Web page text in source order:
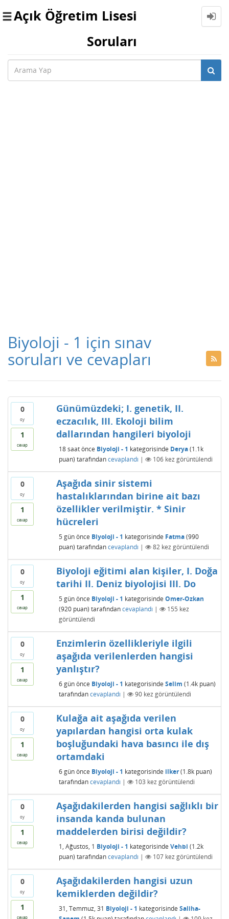
Toggle
Açık Öğretim Lisesi
Soruları
Biyoloji - 1 için sınav
soruları ve cevapları
0
oy
1
cevap
Günümüzdeki; I. genetik, II.
eczacılık, III. Ekoloji bilim
dallarından hangileri biyoloji
18 saatönce Biyoloji - 1 kategorisinde Derya (1.1k
puan) tarafından cevaplandı | 106kez görüntülendi
0
oy
1
cevap
Aşağıda sinir sistemi
hastalıklarından birine ait bazı
özellikler verilmiştir. * Sinir
hücreleri
5 günönce Biyoloji - 1 kategorisinde Fatma (990
puan) tarafından cevaplandı | 82kez görüntülendi
0
oy
1
cevap
Biyoloji eğitimi alan kişiler, I. Doğa
tarihi II. Deniz biyolojisi III. Do
5 günönce Biyoloji - 1 kategorisinde Omer-Ozkan
(920puan) tarafından cevaplandı | 155 kez
görüntülendi
0
oy
1
cevap
Enzimlerin özellikleriyle ilgili
aşağıda verilenlerden hangisi
yanlıştır?
6 günönce Biyoloji - 1 kategorisinde Selim (1.4kpuan)
tarafından cevaplandı | 90kez görüntülendi
0
oy
1
cevap
Kulağa ait aşağıda verilen
yapılardan hangisi orta kulak
boşluğundaki hava basıncı ile dış
ortamdaki
6 günönce Biyoloji - 1 kategorisinde ilker (1.8kpuan)
tarafından cevaplandı | 103 kez görüntülendi
0
oy
1
cevap
Aşağıdakilerden hangisi sağlıklı bir
insanda kanda bulunan
maddelerden birisi değildir?
1, Ağustos, 1 Biyoloji - 1 kategorisinde Vehbi (1.2k
puan) tarafından cevaplandı | 107kez görüntülendi
0
oy
1
cevap
Aşağıdakilerden hangisi uzun
kemiklerden değildir?
31, Temmuz, 31 Biyoloji - 1 kategorisinde Saliha-